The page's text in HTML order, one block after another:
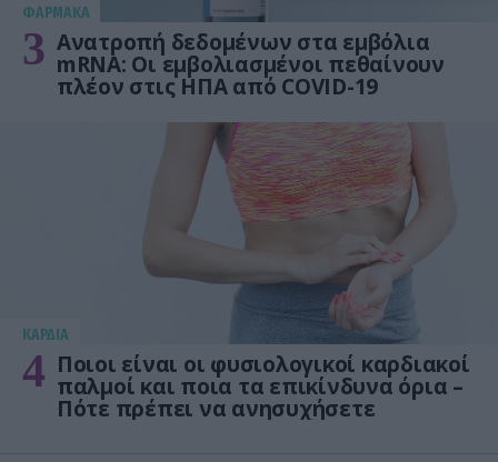
ΦΑΡΜΑΚΑ
3 Ανατροπή δεδομένων στα εμβόλια
mRNA: Οι εμβολιασμένοι πεθαίνουν
πλέον στις ΗΠΑ από COVID-19
KΑΡΔΙΑ
4 Ποιοι είναι οι φυσιολογικοί καρδιακοί
παλμοί και ποια τα επικίνδυνα όρια –
Πότε πρέπει να ανησυχήσετε